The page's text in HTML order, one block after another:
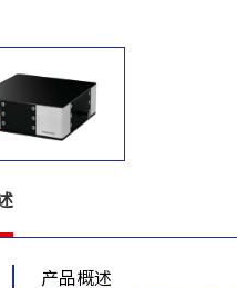
产品概述